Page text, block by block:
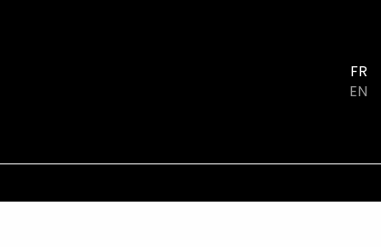
FR
EN